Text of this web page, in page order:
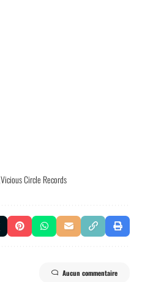
Vicious Circle Records
Aucun commentaire